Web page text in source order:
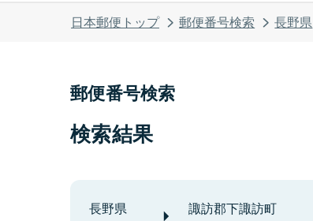
日本郵便トップ 郵便番号検索 長野県
郵便番号検索
検索結果
長野県 諏訪郡下諏訪町